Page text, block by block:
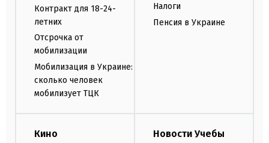
Контракт для 18-24-
летних
Отсрочка от
мобилизации
Мобилизация в Украине:
сколько человек
мобилизует ТЦК
Налоги
Пенсия в Украине
Кино Новости Учебы